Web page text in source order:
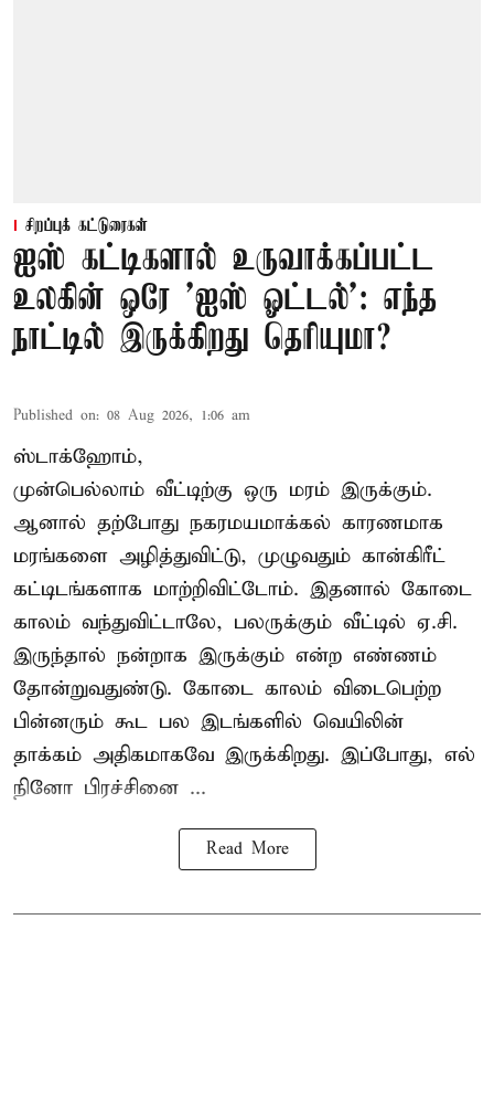
சிறப்புக் கட்டுரைகள்
ஐஸ் கட்டிகளால் உருவாக்கப்பட்ட
உலகின் ஒரே 'ஐஸ் ஓட்டல்': எந்த
நாட்டில் இருக்கிறது தெரியுமா?
Published on: 08 Aug 2026, 1:06 am
ஸ்டாக்ஹோம்,
முன்பெல்லாம் வீட்டிற்கு ஒரு மரம் இருக்கும்.
ஆனால் தற்போது நகரமயமாக்கல் காரணமாக
மரங்களை அழித்துவிட்டு, முழுவதும் கான்கிரீட்
கட்டிடங்களாக மாற்றிவிட்டோம். இதனால் கோடை
காலம் வந்துவிட்டாலே, பலருக்கும் வீட்டில் ஏ.சி.
இருந்தால் நன்றாக இருக்கும் என்ற எண்ணம்
தோன்றுவதுண்டு. கோடை காலம் விடைபெற்ற
பின்னரும் கூட பல இடங்களில் வெயிலின்
தாக்கம் அதிகமாகவே இருக்கிறது. இப்போது, எல்
நினோ பிரச்சினை ...
Read More